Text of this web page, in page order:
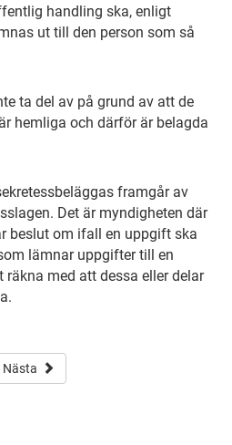
handling ska, enligt
ut till den person som så
ta del av på grund av att de
hemliga och därför är belagda
framgår av
Det är myndigheten där
beslut om ifall en uppgift ska
lämnar uppgifter till en
med att dessa eller delar
Nästa